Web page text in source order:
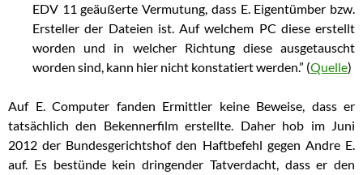
EDV 11 geäußerte Vermutung, dass E. Eigentümber bzw.
Ersteller der Dateien ist. Auf welchem PC diese erstellt
worden und in welcher Richtung diese ausgetauscht
worden sind, kann hier nicht konstatiert werden.” (Quelle)
Auf E. Computer fanden Ermittler keine Beweise, dass er
tatsächlich den Bekennerfilm erstellte. Daher hob im Juni
2012 der Bundesgerichtshof den Haftbefehl gegen Andre E.
auf. Es bestünde kein dringender Tatverdacht, dass er den